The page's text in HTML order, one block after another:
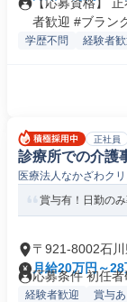
者歓迎 #ブラン
学歴不問 経験者
正社員
診療所での介護
医療法人なかざわク
診療所
賞与有！日勤のみ
〒921-8002石
月給20万円～28
応募条件 初任者
経験者歓迎 賞与あ